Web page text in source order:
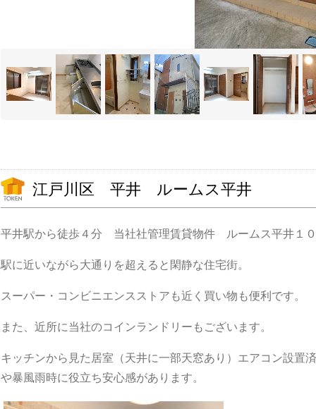
江戸川区 平井 ルームス平井
平井駅から徒歩４分 当社社管理賃貸物件 ルームス平井１０
駅に近いながら大通りを超えると閑静な住宅街。
スーパー・コンビニエンスストアも近く買い物も便利です。
また、近所に当社のコインランドリーもございます。
キッチンから見た居室（天井に一部天窓あり）エアコン設置
や暴風雨時に役立ち安心感があります。